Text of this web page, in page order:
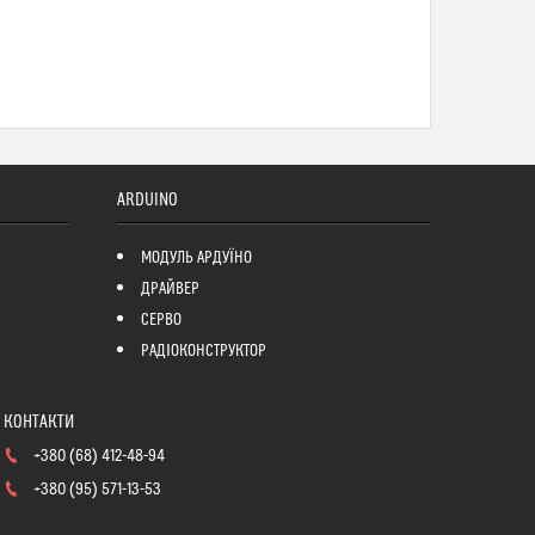
ARDUINO
МОДУЛЬ АРДУЇНО
ДРАЙВЕР
СЕРВО
РАДІОКОНСТРУКТОР
+380 (68) 412-48-94
+380 (95) 571-13-53